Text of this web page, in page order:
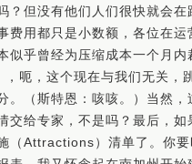
？但没有他们人们很快就会在
费用都只是小数额，各位在
似乎曾经为压缩成本一个月
呃，这个现在与我们无关
。（斯特恩：咳咳。）当然
交给专家，不是吗？最后，
（Attractions）清单了。你